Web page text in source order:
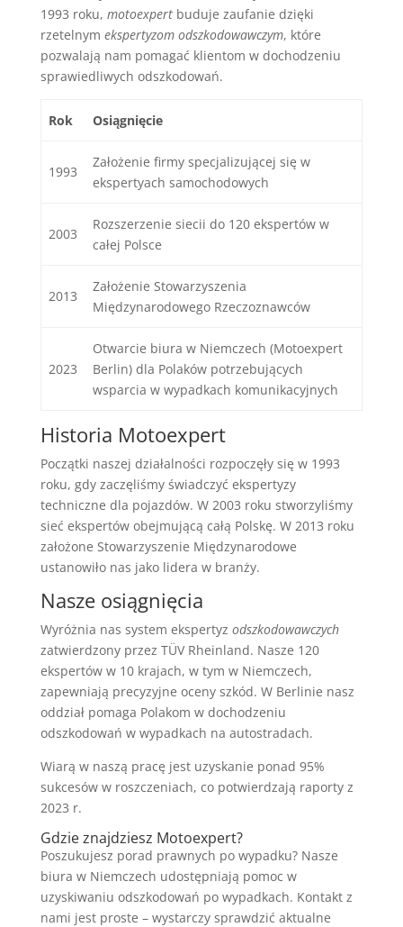
1993 roku, motoexpertbuduje zaufanie dzięki
rzetelnym ekspertyzom odszkodowawczym, które
pozwalają nam pomagać klientom w dochodzeniu
sprawiedliwych odszkodowań.
Rok Osiągnięcie
1993
Założenie firmy specjalizującej się w
ekspertyach samochodowych
2003
Rozszerzenie siecii do 120 ekspertów w
całej Polsce
2013
Założenie Stowarzyszenia
Międzynarodowego Rzeczoznawców
2023
Otwarcie biura w Niemczech (Motoexpert
Berlin) dla Polaków potrzebujących
wsparcia w wypadkach komunikacyjnych
Historia Motoexpert
Początki naszej działalności rozpoczęły się w 1993
roku, gdy zaczęliśmy świadczyć ekspertyzy
techniczne dla pojazdów. W 2003 roku stworzyliśmy
sieć ekspertów obejmującą całą Polskę. W 2013 roku
założone Stowarzyszenie Międzynarodowe
ustanowiło nas jako lidera w branży.
Nasze osiągnięcia
Wyróżnia nas system ekspertyz odszkodowawczych
zatwierdzony przez TÜV Rheinland. Nasze 120
ekspertów w 10 krajach, w tym w Niemczech,
zapewniają precyzyjne oceny szkód. W Berlinie nasz
oddział pomaga Polakom w dochodzeniu
odszkodowań w wypadkach na autostradach.
Wiarą w naszą pracę jest uzyskanie ponad 95%
sukcesów w roszczeniach, co potwierdzają raporty z
2023 r.
Gdzie znajdziesz Motoexpert?
Poszukujesz porad prawnych po wypadku? Nasze
biura w Niemczech udostępniają pomoc w
uzyskiwaniu odszkodowań po wypadkach. Kontakt z
nami jest proste – wystarczy sprawdzić aktualne